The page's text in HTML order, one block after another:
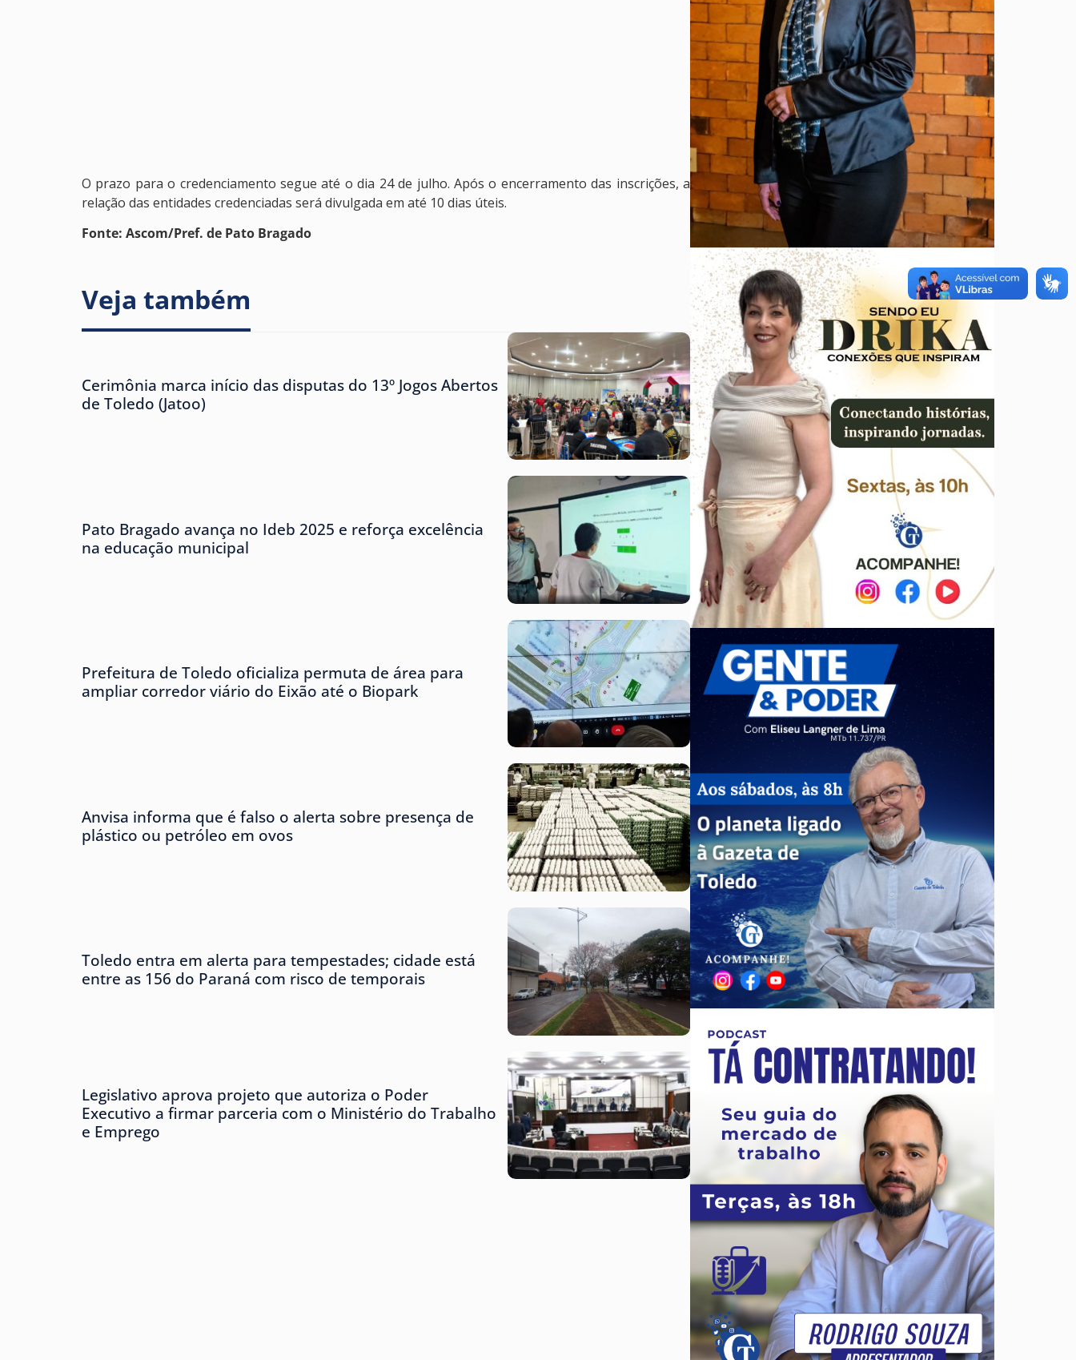
O prazo para o credenciamento segue até o dia 24 de julho. Após o encerramento das inscrições, a
relação das entidades credenciadas será divulgada em até 10 dias úteis.
Fonte: Ascom/Pref. de Pato Bragado
Veja também
Cerimônia marca início das disputas do 13º Jogos Abertos
de Toledo (Jatoo)
Pato Bragado avança no Ideb 2025 e reforça excelência
na educação municipal
Prefeitura de Toledo oficializa permuta de área para
ampliar corredor viário do Eixão até o Biopark
Anvisa informa que é falso o alerta sobre presença de
plástico ou petróleo em ovos
Toledo entra em alerta para tempestades; cidade está
entre as 156 do Paraná com risco de temporais
Legislativo aprova projeto que autoriza o Poder
Executivo a firmar parceria com o Ministério do Trabalho
e Emprego